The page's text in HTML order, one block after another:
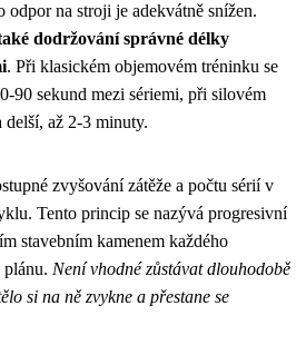
odpor na stroji je adekvátně snížen.
dodržování správné délky
. Při klasickém objemovém tréninku se
90 sekund mezi sériemi, při silovém
delší, až 2-3 minuty.
zvyšování zátěže a počtu sérií v
Tento princip se nazývá progresivní
stavebním kamenem každého
plánu. Není vhodné zůstávat dlouhodobě
si na ně zvykne a přestane se